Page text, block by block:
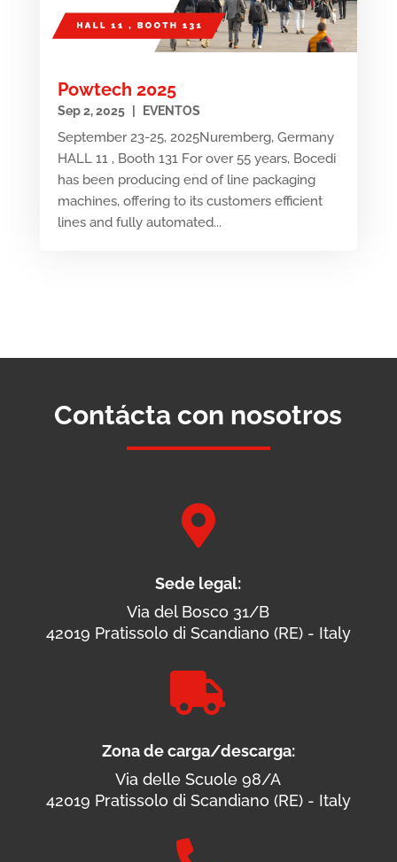
Powtech 2025
Sep 2, 2025 EVENTOS
September 23-25, 2025Nuremberg, Germany
HALL 11 , Booth 131 For over 55 years, Bocedi
has been producing end of line packaging
machines, offering to its customers efficient
lines and fully automated...
Contácta con nosotros

Sede legal:
Via del Bosco 31/B
42019 Pratissolo di Scandiano (RE) - Italy

Zona de carga/descarga:
Via delle Scuole 98/A
42019 Pratissolo di Scandiano (RE) - Italy